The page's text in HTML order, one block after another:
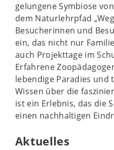
gelungene Symbiose
dem Naturlehrpfad
Besucherinnen und
ein, das nicht nur
auch Projekttage im
Erfahrene
lebendige Paradies und
Wissen über die
ist ein Erlebnis, das die
einen nachhaltigen
Aktuelles